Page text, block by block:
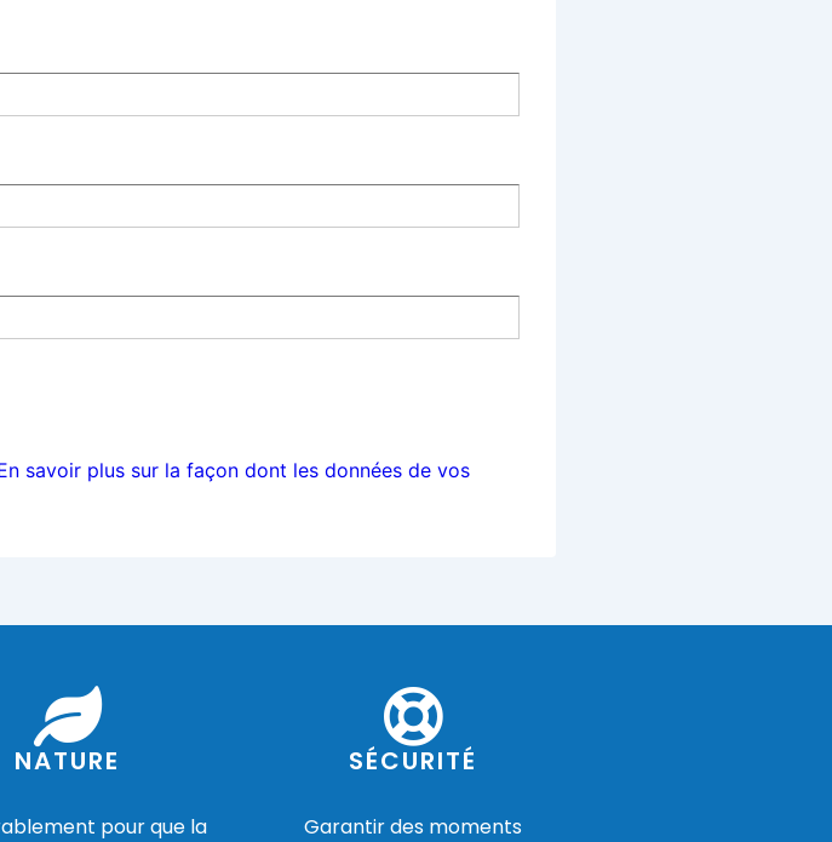
savoir plus sur la façon dont les données de vos
NATURE
pour que la
SÉCURITÉ
Garantir des moments